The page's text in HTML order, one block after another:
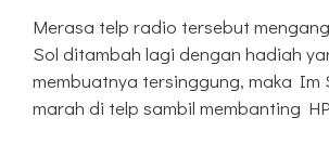
Merasa telp radio tersebut
Sol ditambah lagi dengan hadiah
membuatnya tersinggung, maka Im
marah di telp sambil membanting